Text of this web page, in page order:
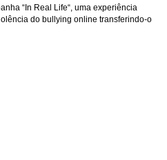
“In Real Life“, uma experiência
do bullying online transferindo-o